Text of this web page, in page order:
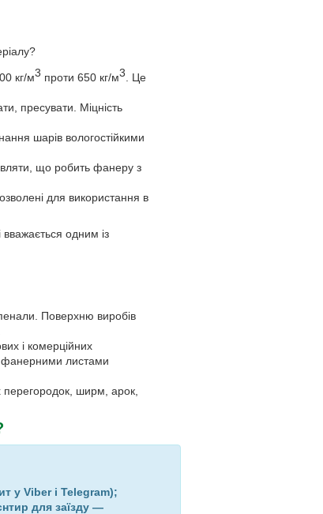
кг/м3 проти 650 кг/м3 . Це
пресувати. Міцність
шарів вологостійкими
що робить фанеру з
для використання в
вважається одним із
Поверхню виробів
і комерційних
фанерними листами
перегородок, ширм, арок,
у Viber і Telegram);
для заїзду —